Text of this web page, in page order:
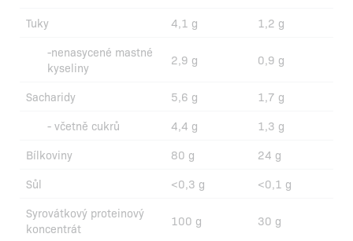
Tuky
4,1 g
1,2 g
-nenasycené mastné
kyseliny
2,9 g 0,9 g
Sacharidy 5,6 g
1,7 g
- včetně cukrů
4,4 g
1,3 g
Bílkoviny
80 g
24 g
Sůl
<0,3 g
<0,1 g
Syrovátkový proteinový
koncentrát
100 g 30 g